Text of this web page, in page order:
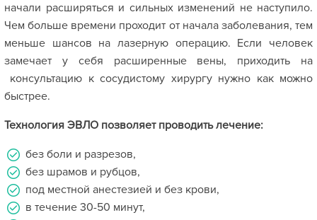
начали расширяться и сильных изменений не наступило.
Чем больше времени проходит от начала заболевания, тем
меньше шансов на лазерную операцию. Если человек
замечает у себя расширенные вены, приходить на
консультацию к сосудистому хирургу нужно как можно
быстрее.
Технология ЭВЛО позволяет проводить лечение:
без боли и разрезов,
без шрамов и рубцов,
под местной анестезией и без крови,
в течение 30-50 минут,